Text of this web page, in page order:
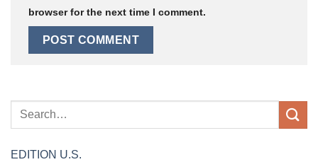
browser for the next time I comment.
EDITION U.S.